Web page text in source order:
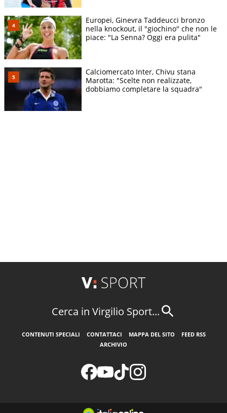
Europei, Ginevra Taddeucci bronzo
nella knockout, il "giochino" che non le
piace: "La Senna? Oggi era pulita"
Calciomercato Inter, Chivu stana
Marotta: "Scelte non realizzate,
dobbiamo completare la squadra"
Cerca in Virgilio Sport...
CONTENUTI SPECIALI CONTATTACI MAPPA DEL SITO
FEED RSS
ARCHIVIO